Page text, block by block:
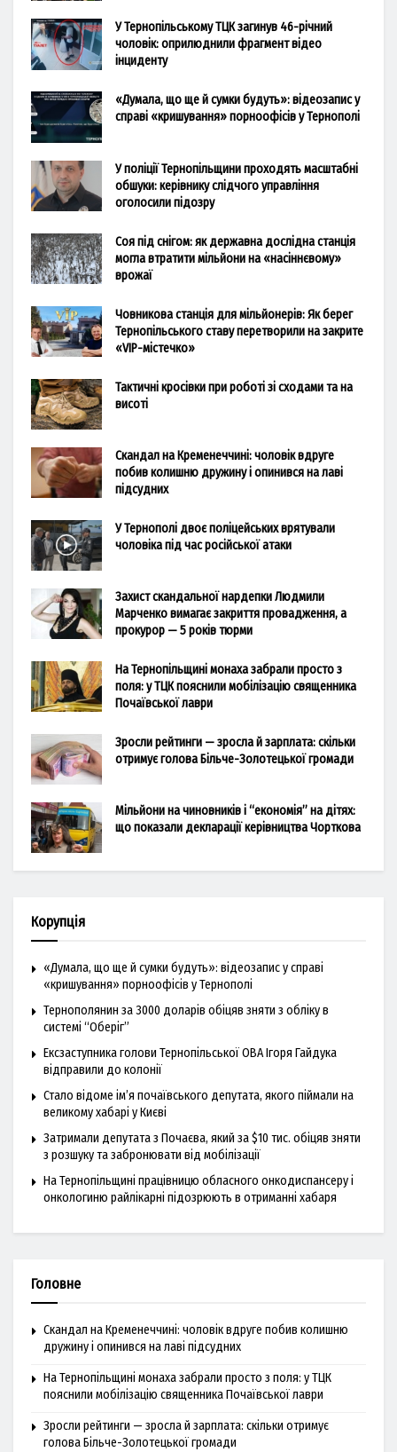
У Тернопільському ТЦК загинув 46-річний
чоловік: оприлюднили фрагмент відео
інциденту
«Думала, що ще й сумки будуть»: відеозапис у
справі «кришування» порноофісів у Тернополі
У поліції Тернопільщини проходять масштабні
обшуки: керівнику слідчого управління
оголосили підозру
Соя під снігом: як державна дослідна станція
могла втратити мільйони на «насіннєвому»
врожаї
Човникова станція для мільйонерів: Як берег
Тернопільського ставу перетворили на закрите
«VIP-містечко»
Тактичні кросівки при роботі зі сходами та на
висоті
Скандал на Кременеччині: чоловік вдруге
побив колишню дружину і опинився на лаві
підсудних
У Тернополі двоє поліцейських врятували
чоловіка під час російської атаки
Захист скандальної нардепки Людмили
Марченко вимагає закриття провадження, а
прокурор — 5 років тюрми
На Тернопільщині монаха забрали просто з
поля: у ТЦК пояснили мобілізацію священника
Почаївської лаври
Зросли рейтинги — зросла й зарплата: скільки
отримує голова Більче-Золотецької громади
Мільйони на чиновників і “економія” на дітях:
що показали декларації керівництва Чорткова
Корупція
«Думала, що ще й сумки будуть»: відеозапис у справі
«кришування» порноофісів у Тернополі
Тернополянин за 3000 доларів обіцяв зняти з обліку в
системі “Оберіг”
Ексзаступника голови Тернопільської ОВА Ігоря Гайдука
відправили до колонії
Стало відоме ім’я почаївського депутата, якого піймали на
великому хабарі у Києві
Затримали депутата з Почаєва, який за $10 тис. обіцяв зняти
з розшуку та забронювати від мобілізації
На Тернопільщині працівницю обласного онкодиспансеру і
онкологиню райлікарні підозрюють в отриманні хабаря
Головне
Скандал на Кременеччині: чоловік вдруге побив колишню
дружину і опинився на лаві підсудних
На Тернопільщині монаха забрали просто з поля: у ТЦК
пояснили мобілізацію священника Почаївської лаври
Зросли рейтинги — зросла й зарплата: скільки отримує
голова Більче-Золотецької громади